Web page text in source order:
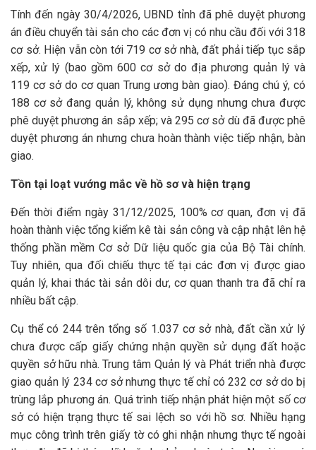
Tính đến ngày 30/4/2026, UBND tỉnh đã phê duyệt phương
án điều chuyển tài sản cho các đơn vị có nhu cầu đối với 318
cơ sở. Hiện vẫn còn tới 719 cơ sở nhà, đất phải tiếp tục sắp
xếp, xử lý (bao gồm 600 cơ sở do địa phương quản lý và
119 cơ sở do cơ quan Trung ương bàn giao). Đáng chú ý, có
188 cơ sở đang quản lý, không sử dụng nhưng chưa được
phê duyệt phương án sắp xếp; và 295 cơ sở dù đã được phê
duyệt phương án nhưng chưa hoàn thành việc tiếp nhận, bàn
giao.
Tồn tại loạt vướng mắc về hồ sơ và hiện trạng
Đến thời điểm ngày 31/12/2025, 100% cơ quan, đơn vị đã
hoàn thành việc tổng kiểm kê tài sản công và cập nhật lên hệ
thống phần mềm Cơ sở Dữ liệu quốc gia của Bộ Tài chính.
Tuy nhiên, qua đối chiếu thực tế tại các đơn vị được giao
quản lý, khai thác tài sản dôi dư, cơ quan thanh tra đã chỉ ra
nhiều bất cập.
Cụ thể có 244 trên tổng số 1.037 cơ sở nhà, đất cần xử lý
chưa được cấp giấy chứng nhận quyền sử dụng đất hoặc
quyền sở hữu nhà. Trung tâm Quản lý và Phát triển nhà được
giao quản lý 234 cơ sở nhưng thực tế chỉ có 232 cơ sở do bị
trùng lắp phương án. Quá trình tiếp nhận phát hiện một số cơ
sở có hiện trạng thực tế sai lệch so với hồ sơ. Nhiều hạng
mục công trình trên giấy tờ có ghi nhận nhưng thực tế ngoài